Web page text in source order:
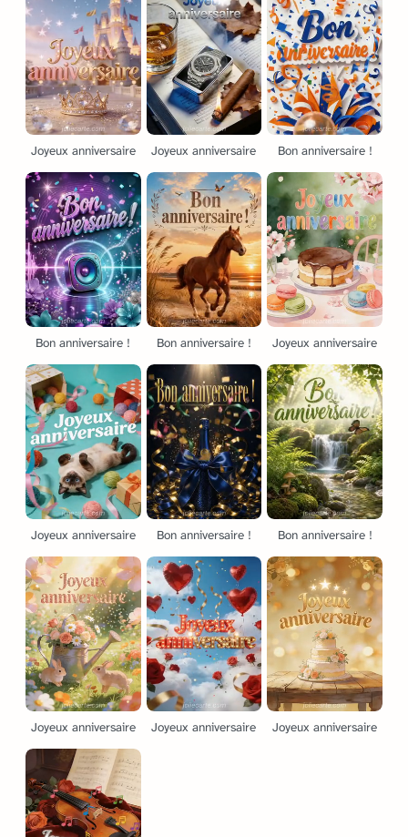
Joyeux anniversaire Joyeux anniversaire Bon anniversaire !
Bon anniversaire ! Bon anniversaire ! Joyeux anniversaire
Joyeux anniversaire Bon anniversaire ! Bon anniversaire !
Joyeux anniversaire Joyeux anniversaire Joyeux anniversaire